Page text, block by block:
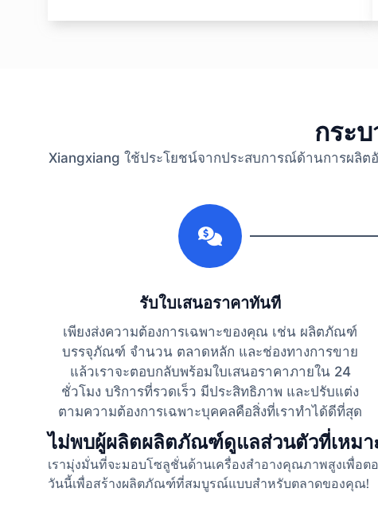
กระ
Xiangxiang ใช้ประโยชน์จากประสบการณ์ด้านการผลิ
รับใบเสนอราคาทันที
เพียงส่งความต้องการเฉพาะของคุณ เช่น ผลิตภัณฑ์
บรรจุภัณฑ์ จำนวน ตลาดหลัก และช่องทางการขาย
แล้วเราจะตอบกลับพร้อมใบเสนอราคาภายใน 24
ชั่วโมง บริการที่รวดเร็ว มีประสิทธิภาพ และปรับแต่ง
ตามความต้องการเฉพาะบุคคลคือสิ่งที่เราทำได้ดีที่สุด
ไม่พบผู้ผลิตผลิตภัณฑ์ดูแลส่วนตัวที่เหมา
เรามุ่งมั่นที่จะมอบโซลูชั่นด้านเครื่องสำอางคุณภาพสูงเพื่อ
วันนี้เพื่อสร้างผลิตภัณฑ์ที่สมบูรณ์แบบสำหรับตลาดของคุณ!